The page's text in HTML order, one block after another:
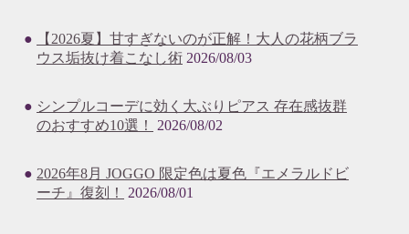
【2026夏】甘すぎないのが正解！大人の花柄ブラ
ウス垢抜け着こなし術 2026/08/03
シンプルコーデに効く大ぶりピアス 存在感抜群
のおすすめ10選！
2026/08/02
2026年8月 JOGGO 限定色は夏色『エメラルドビ
ーチ』復刻！
2026/08/01